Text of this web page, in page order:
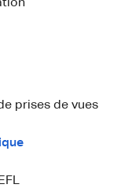
prises de vues